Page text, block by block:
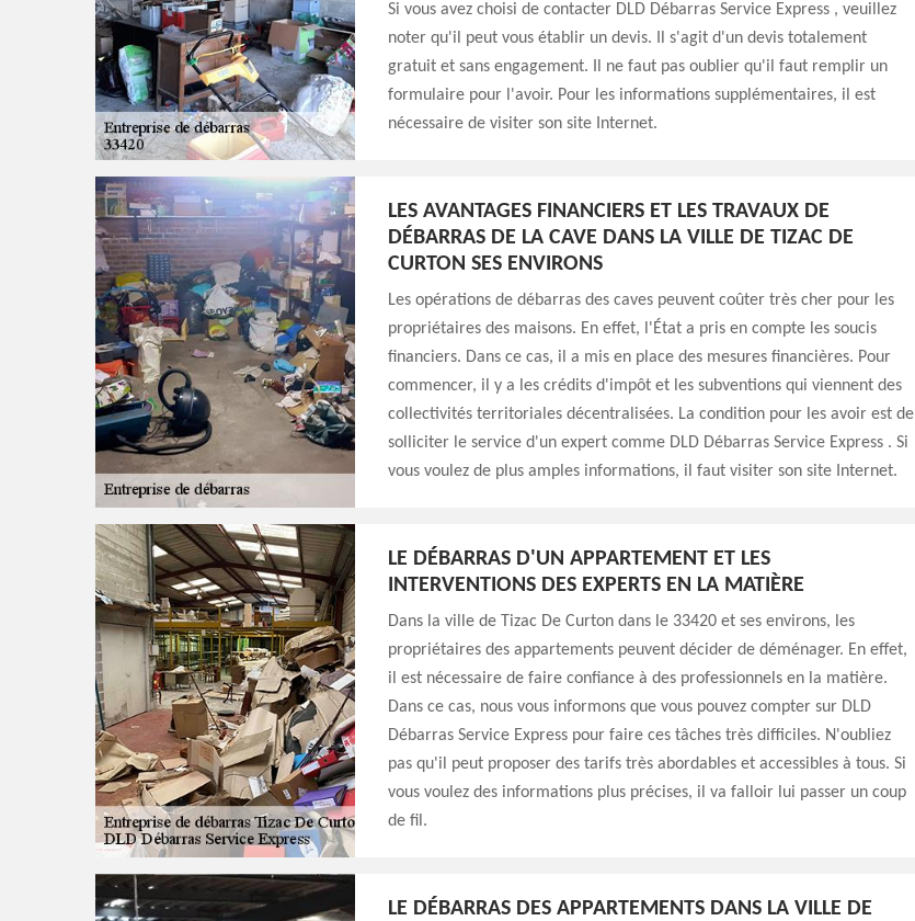
Si vous avez choisi de contacter DLD Débarras Service Express , veuillez
noter qu'il peut vous établir un devis. Il s'agit d'un devis totalement
gratuit et sans engagement. Il ne faut pas oublier qu'il faut remplir un
formulaire pour l'avoir. Pour les informations supplémentaires, il est
nécessaire de visiter son site Internet.
LES AVANTAGES FINANCIERS ET LES TRAVAUX DE
DÉBARRAS DE LA CAVE DANS LA VILLE DE TIZAC DE
CURTON SES ENVIRONS
Les opérations de débarras des caves peuvent coûter très cher pour les
propriétaires des maisons. En effet, l'État a pris en compte les soucis
financiers. Dans ce cas, il a mis en place des mesures financières. Pour
commencer, il y a les crédits d'impôt et les subventions qui viennent des
collectivités territoriales décentralisées. La condition pour les avoir est de
solliciter le service d'un expert comme DLD Débarras Service Express . Si
vous voulez de plus amples informations, il faut visiter son site Internet.
LE DÉBARRAS D'UN APPARTEMENT ET LES
INTERVENTIONS DES EXPERTS EN LA MATIÈRE
Dans la ville de Tizac De Curton dans le 33420 et ses environs, les
propriétaires des appartements peuvent décider de déménager. En effet,
il est nécessaire de faire confiance à des professionnels en la matière.
Dans ce cas, nous vous informons que vous pouvez compter sur DLD
Débarras Service Express pour faire ces tâches très difficiles. N'oubliez
pas qu'il peut proposer des tarifs très abordables et accessibles à tous. Si
vous voulez des informations plus précises, il va falloir lui passer un coup
de fil.
LE DÉBARRAS DES APPARTEMENTS DANS LA VILLE DE